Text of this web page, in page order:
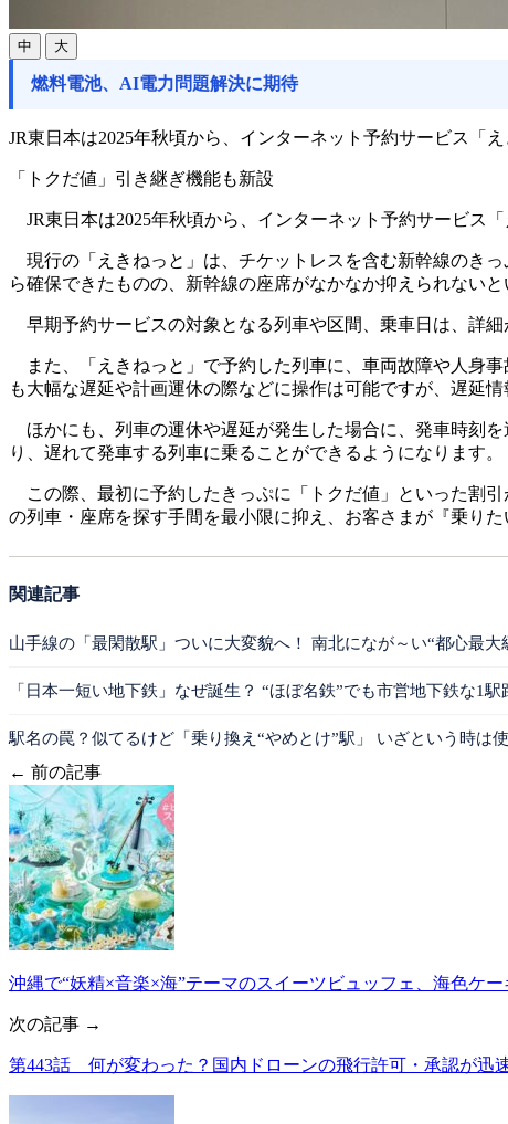
中 大
燃料電池、AI電力問題解決に期待
JR東日本は2025年秋頃から、インターネット予約サービス「
「トクだ値」引き継ぎ機能も新設
JR東日本は2025年秋頃から、インターネット予約サービス「
現行の「えきねっと」は、チケットレスを含む新幹線のき
ら確保できたものの、新幹線の座席がなかなか抑えられない
早期予約サービスの対象となる列車や区間、乗車日は、詳細
また、「えきねっと」で予約した列車に、車両故障や人身
も大幅な遅延や計画運休の際などに操作は可能ですが、遅延
ほかにも、列車の運休や遅延が発生した場合に、発車時刻
り、遅れて発車する列車に乗ることができるようになります。
この際、最初に予約したきっぷに「トクだ値」といった割
の列車・座席を探す手間を最小限に抑え、お客さまが『乗り
関連記事
山手線の「最閑散駅」ついに大変貌へ！ 南北になが～い“都心最大
「日本一短い地下鉄」なぜ誕生？ “ほぼ名鉄”でも市営地下鉄な1
駅名の罠？似てるけど「乗り換え“やめとけ”駅」 いざという時は
← 前の記事
沖縄で“妖精×音楽×海”テーマのスイーツビュッフェ、海色ケ
次の記事 →
第443話 何が変わった？国内ドローンの飛行許可・承認が迅